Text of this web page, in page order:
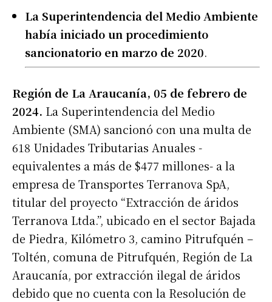
La Superintendencia del Medio Ambiente
había iniciado un procedimiento
sancionatorio en marzo de 2020.
Región de La Araucanía, 05 de febrero de
2024. La Superintendencia del Medio
Ambiente (SMA) sancionó con una multa de
618 Unidades Tributarias Anuales -
equivalentes a más de $477 millones- a la
empresa de Transportes Terranova SpA,
titular del proyecto “Extracción de áridos
Terranova Ltda.”, ubicado en el sector Bajada
de Piedra, Kilómetro 3, camino Pitrufquén –
Toltén, comuna de Pitrufquén, Región de La
Araucanía, por extracción ilegal de áridos
debido que no cuenta con la Resolución de